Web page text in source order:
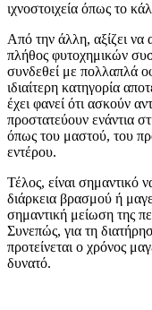
ιχνοστοιχεία όπως το
Από την άλλη, αξίζει να
πλήθος φυτοχημικών
συνδεθεί με πολλαπλά
ιδιαίτερη κατηγορία
έχει φανεί ότι ασκούν
προστατεύουν ενάντια
όπως του μαστού, του
εντέρου.
Τέλος, είναι σημαντικό
διάρκεια βρασμού ή
σημαντική μείωση της
Συνεπώς, για τη
προτείνεται ο χρόνος
δυνατό.